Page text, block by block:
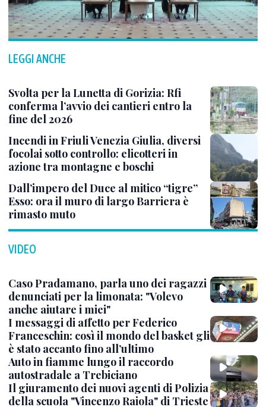
LEGGI ANCHE
Svolta per la Lunetta di Gorizia: Rfi
conferma l’avvio dei cantieri entro la
fine del 2026
Incendi in Friuli Venezia Giulia, diversi
focolai sotto controllo: elicotteri in
azione tra montagne e boschi
Dall’impero del Duce al mitico “tigre”
Esso: ora il muro di largo Barriera è
rimasto muto
VIDEO
Caso Pradamano, parla uno dei ragazzi
denunciati per la limonata: "Volevo
anche aiutare i miei"
I messaggi di affetto per Federico
Franceschin: così il mondo del basket gli
è stato accanto fino all’ultimo
Auto in fiamme lungo il raccordo
autostradale a Trebiciano
Il giuramento dei nuovi agenti di Polizia
della scuola "Vincenzo Raiola" di Trieste